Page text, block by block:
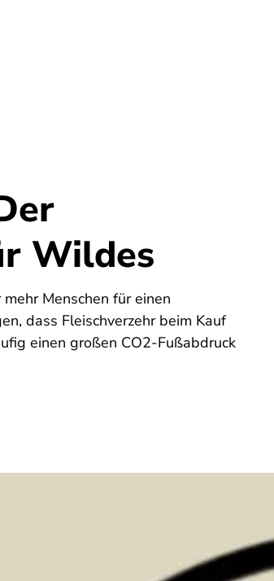
Wildes
Menschen für einen
dass Fleischverzehr beim Kauf
einen großen CO2-Fußabdruck